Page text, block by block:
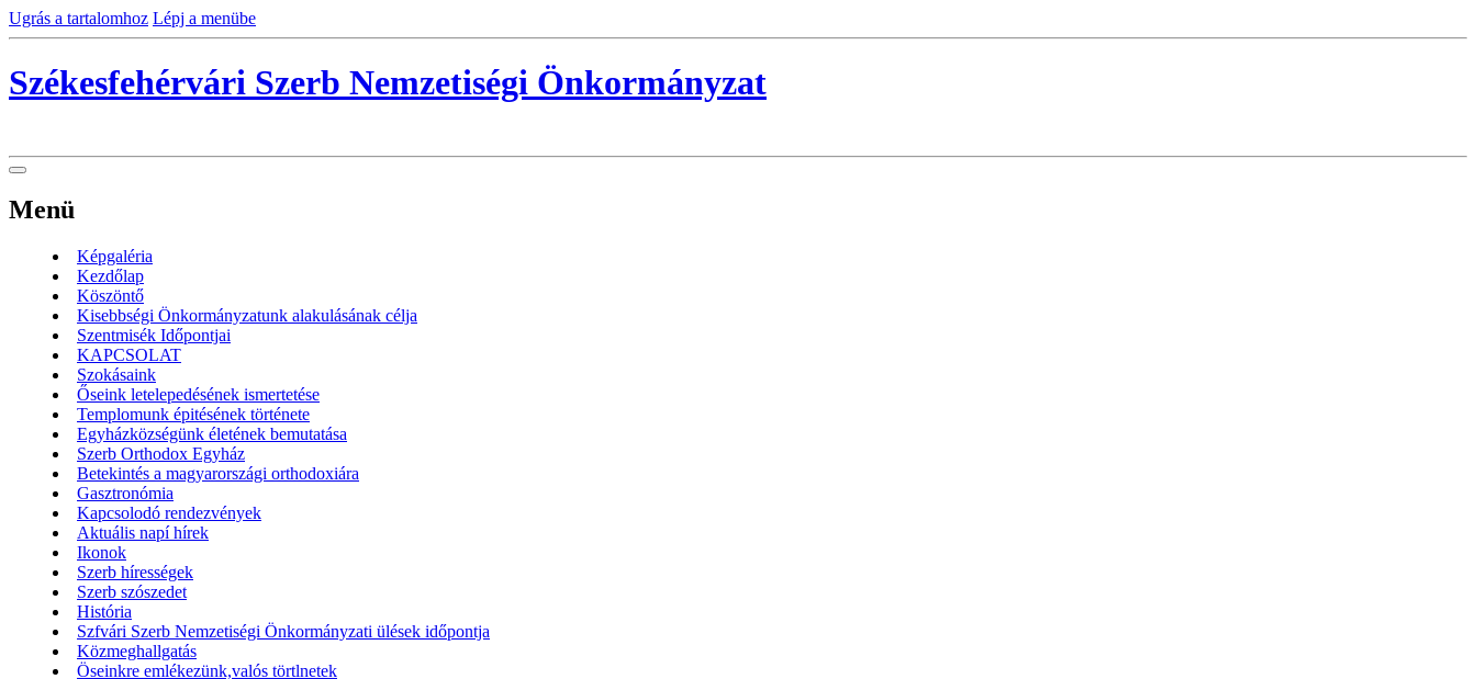
Ugrás a tartalomhoz Lépj a menübe
Székesfehérvári Szerb Nemzetiségi Önkormányzat
Menü
Képgaléria
Kezdőlap
Köszöntő
Kisebbségi Önkormányzatunk alakulásának célja
Szentmisék Időpontjai
KAPCSOLAT
Szokásaink
Őseink letelepedésének ismertetése
Templomunk épitésének története
Egyházközségünk életének bemutatása
Szerb Orthodox Egyház
Betekintés a magyarországi orthodoxiára
Gasztronómia
Kapcsolodó rendezvények
Aktuális napí hírek
Ikonok
Szerb hírességek
Szerb szószedet
História
Szfvári Szerb Nemzetiségi Önkormányzati ülések időpontja
Közmeghallgatás
Öseinkre emlékezünk,valós törtlnetek